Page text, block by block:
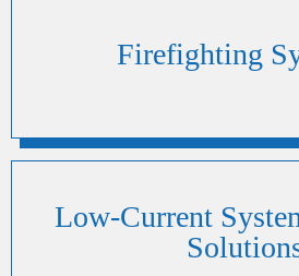
Firefighting
Low-Current